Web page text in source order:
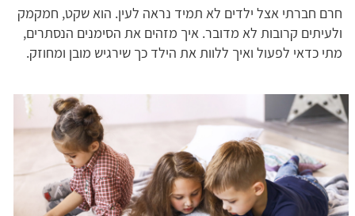
חרם חברתי אצל ילדים לא תמיד נראה לעין. הוא שקט, חמקמק
ולעיתים קרובות לא מדובר. איך מזהים את הסימנים הנסתרים,
מתי כדאי לפעול ואיך ללוות את הילד כך שירגיש מובן ומחוזק.